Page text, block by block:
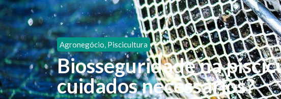
Agronegócio, Piscicultura
Biosseguridade na
cuidados necessários?